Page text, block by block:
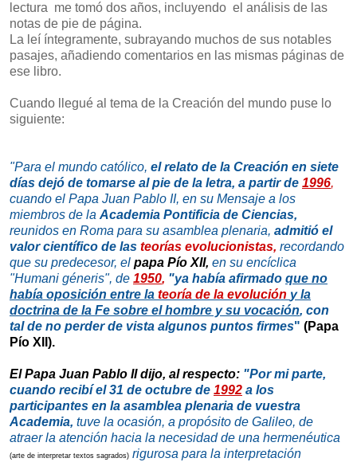
lectura me tomó dos años, incluyendo el análisis de las
notas de pie de página.
La leí íntegramente, subrayando muchos de sus notables
pasajes, añadiendo comentarios en las mismas páginas de
ese libro.
Cuando llegué al tema de la Creación del mundo puse lo
siguiente:
"Para el mundo católico, el relato de la Creación en siete
días dejó de tomarse al pie de la letra, a partir de 1996,
cuando el Papa Juan Pablo II, en su Mensaje a los
miembros de la Academia Pontificia de Ciencias,
reunidos en Roma para su asamblea plenaria, admitió el
valor científico de las teorías evolucionistas, recordando
que su predecesor, el papa Pío XII, en su encíclica
"Humani géneris", de 1950, "ya había afirmado que no
había oposición entre la teoría de la evolución y la
doctrina de la Fe sobre el hombre y su vocación, con
tal de no perder de vista algunos puntos firmes" (Papa
Pío XII).
El Papa Juan Pablo II dijo, al respecto: "Por mi parte,
cuando recibí el 31 de octubre de 1992 a los
participantes en la asamblea plenaria de vuestra
Academia, tuve la ocasión, a propósito de Galileo, de
atraer la atención hacia la necesidad de una hermenéutica
(arte de interpretar textos sagrados) rigurosa para la interpretación